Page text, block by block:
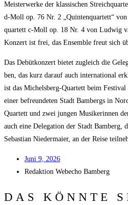
Meis­ter­wer­ke der klas­si­schen
d‑Moll op. 76 Nr. 2 „Quin­ten­quar­tett“
quar­tett c‑Moll op. 18 Nr. 4 von Lud­wig
Kon­zert ist frei, das Ensem­ble freut sich
Das Debüt­kon­zert bie­tet zugleich die
ben, das kurz dar­auf auch inter­na­tio­nal
ist das Michels­berg-Quar­tett beim
einer befreun­de­ten Stadt Bam­bergs in
Quar­tett und zwei jun­gen Musi­ke­rin­nen
auch eine Dele­ga­ti­on der Stadt Bam­berg,
Sebas­ti­an Nie­der­mai­er, an der Rei­se
Juni 9, 2026
Redak­ti­on Web­echo Bamberg
DAS KÖNNTE